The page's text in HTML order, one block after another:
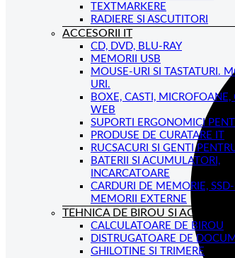
TEXTMARKERE
RADIERE SI ASCUTITORI
ACCESORII IT
CD, DVD, BLU-RAY
MEMORII USB
MOUSE-URI SI TASTATURI.
URI.
BOXE, CASTI, MICROFOANE,
WEB
SUPORTI ERGONOMICI
PRODUSE DE CURATARE IT
RUCSACURI SI GENTI
BATERII SI ACUMULATORI,
INCARCATOARE
CARDURI DE MEMORIE, SSD-
MEMORII EXTERNE
TEHNICA DE BIROU SI ACCESORII
CALCULATOARE DE BIROU
DISTRUGATOARE DE
GHILOTINE SI TRIMERE